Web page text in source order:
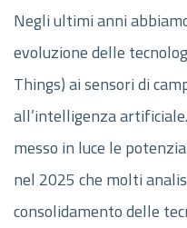
Negli ultimi anni
evoluzione delle
Things) ai sensori di
all’intelligenza
messo in luce le
nel 2025 che molti
consolidamento delle